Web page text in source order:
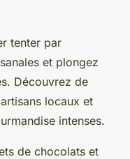
tenter par
et plongez
Découvrez de
locaux et
intenses.
de chocolats et